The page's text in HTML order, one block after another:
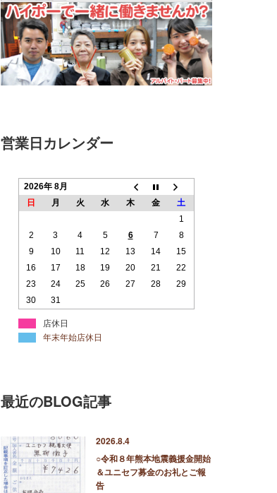
営業日カレンダー
2026年 8月
日
月 火 水 木 金
土
1
2
3 4 5 6 7
8
9
10 11 12 13 14
15
16
17 18 19 20 21
22
23
24 25 26 27 28
29
30
31
店休日
年末年始店休日
最近のBLOG記事
2026.8.4
○令和８年熊本地震義援金開始
＆ユニセフ募金のお礼とご報
告